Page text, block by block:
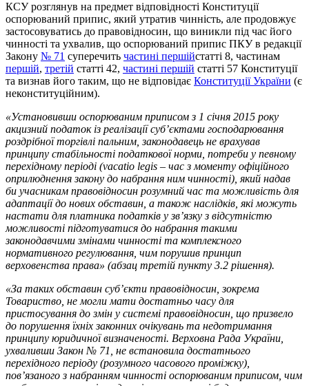
КСУ розглянув на предмет відповідності Конституції
оспорюваний припис, який утратив чинність, але продовжує
застосовуватись до правовідносин, що виникли під час його
чинності та ухвалив, що оспорюваний припис ПКУ в редакції
Закону № 71 суперечить частині першійстатті 8, частинам
першій, третій статті 42, частині першій статті 57 Конституції
та визнав його таким, що не відповідає Конституції України (є
неконституційним).
«Установивши оспорюваним приписом з 1 січня 2015 року
акцизний податок із реалізації суб’єктами господарювання
роздрібної торгівлі пальним, законодавець не врахував
принципу стабільності податкової норми, потреби у певному
перехідному періоді (vacatio legis – час з моменту офіційного
оприлюднення закону до набрання ним чинності), який надав
би учасникам правовідносин розумний час та можливість для
адаптації до нових обставин, а також наслідків, які можуть
настати для платника податків у зв’язку з відсутністю
можливості підготуватися до набрання такими
законодавчими змінами чинності та комплексного
нормативного регулювання, чим порушив принцип
верховенства права» (абзац третій пункту 3.2 рішення).
«За таких обставин суб’єкти правовідносин, зокрема
Товариство, не могли мати достатньо часу для
пристосування до змін у системі правовідносин, що призвело
до порушення їхніх законних очікувань та недотримання
принципу юридичної визначеності. Верховна Рада України,
ухваливши Закон № 71, не встановила достатнього
перехідного періоду (розумного часового проміжку),
пов’язаного з набранням чинності оспорюваним приписом, чим